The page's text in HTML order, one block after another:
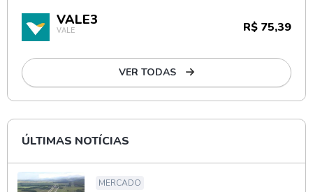
VALE3
VALE R$ 75,39
VER TODAS
ÚLTIMAS NOTÍCIAS
MERCADO